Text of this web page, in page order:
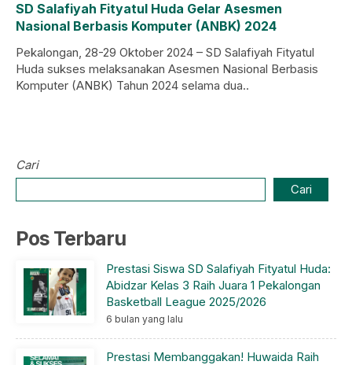
SD Salafiyah Fityatul Huda Gelar Asesmen
Nasional Berbasis Komputer (ANBK) 2024
Pekalongan, 28-29 Oktober 2024 – SD Salafiyah Fityatul
Huda sukses melaksanakan Asesmen Nasional Berbasis
Komputer (ANBK) Tahun 2024 selama dua..
Cari
Cari
Pos Terbaru
Prestasi Siswa SD Salafiyah Fityatul Huda:
Abidzar Kelas 3 Raih Juara 1 Pekalongan
Basketball League 2025/2026
6 bulan yang lalu
Prestasi Membanggakan! Huwaida Raih